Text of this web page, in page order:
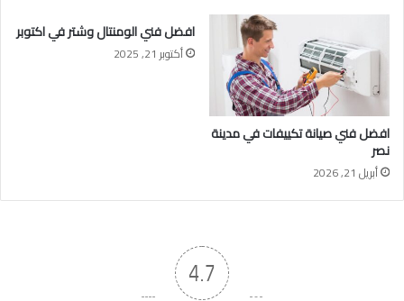
افضل فني صيانة تكييفات في مدينة
نصر
أبريل 21, 2026
افضل فني الومنتال وشتر في اكتوبر
أكتوبر 21, 2025
4.7